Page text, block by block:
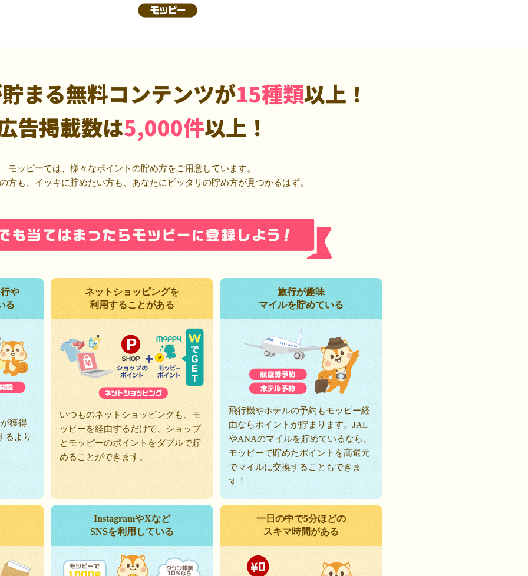
まる無料コンテンツが15種類以上！
告掲載数は5,000件以上！
モッピーでは、様々なポイントの貯め方をご用意しています。
方も、イッキに貯めたい方も、あなたにピッタリの貯め方が見つかるはず。
や
る
獲得
るより
ネットショッピングを
利用することがある
いつものネットショッピングも、モ
ッピーを経由するだけで、ショップ
とモッピーのポイントをダブルで貯
めることができます。
旅行が趣味
マイルを貯めている
飛行機やホテルの予約もモッピー経
由ならポイントが貯まります。JAL
やANAのマイルを貯めているなら、
モッピーで貯めたポイントを高還元
でマイルに交換することもできま
す！
InstagramやXなど
SNSを利用している
一日の中で5分ほどの
スキマ時間がある